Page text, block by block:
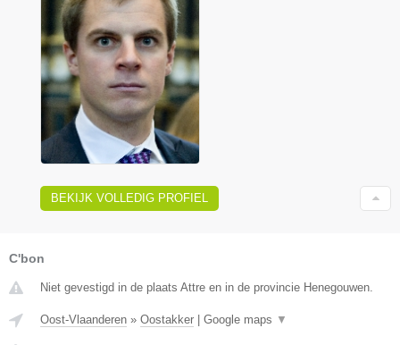
BEKIJK VOLLEDIG PROFIEL
C'bon
Niet gevestigd in de plaats Attre en in de provincie Henegouwen.
Oost-Vlaanderen » Oostakker Google maps ▼